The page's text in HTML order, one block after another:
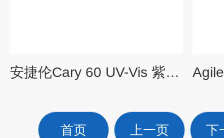
安捷伦Cary 60 UV-Vis 紫外可见分光光度计
首页 上一页 下